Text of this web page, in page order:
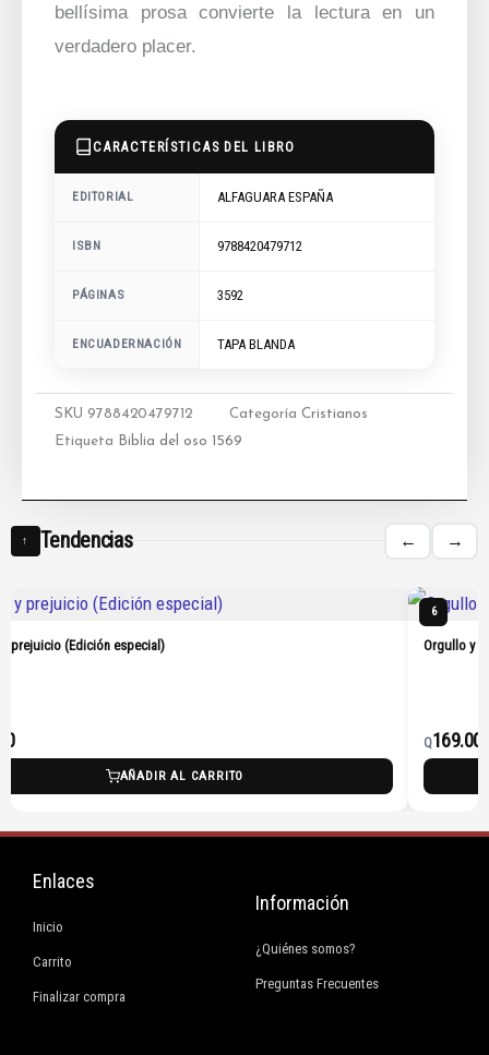
bellísima prosa convierte la lectura en un
verdadero placer.
CARACTERÍSTICAS DEL LIBRO
EDITORIAL ALFAGUARA ESPAÑA
ISBN 9788420479712
PÁGINAS 3592
ENCUADERNACIÓN TAPA BLANDA
SKU 9788420479712 Categoría Cristianos
Etiqueta
Biblia del oso 1569
↑ Tendencias ← →
prejuicio (Edición especial)
AÑADIR AL CARRITO
6
Orgullo y
Q169.00
Enlaces
Inicio
Carrito
Finalizar compra
Información
¿Quiénes somos?
Preguntas Frecuentes